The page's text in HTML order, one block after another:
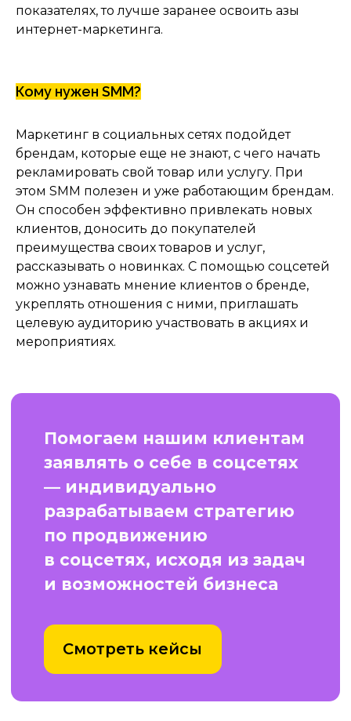
показателях, то лучше заранее освоить азы
интернет-маркетинга.
Кому нужен SMM?
Маркетинг в социальных сетях подойдет
брендам, которые еще не знают, с чего начать
рекламировать свой товар или услугу. При
этом SMM полезен и уже работающим брендам.
Он способен эффективно привлекать новых
клиентов, доносить до покупателей
преимущества своих товаров и услуг,
рассказывать о новинках. С помощью соцсетей
можно узнавать мнение клиентов о бренде,
укреплять отношения с ними, приглашать
целевую аудиторию участвовать в акциях и
мероприятиях.